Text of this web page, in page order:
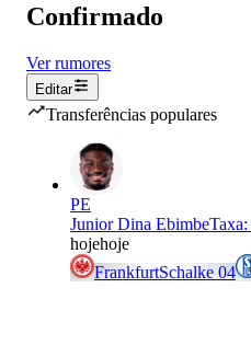
Confirmado
Ver rumores
Editar
Transferências populares
PE
Junior Dina EbimbeTaxa:
hojehoje
FrankfurtSchalke 04